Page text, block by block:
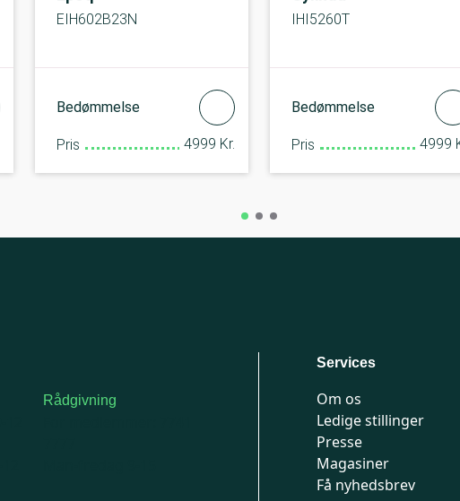
EIH602B23N
Bedømmelse
Pris 4999 Kr.
IHI5260T
Bedømmelse
Pris 4999
Rådgivning
Services
Om os
Ledige stillinger
Presse
Magasiner
Få nyhedsbrev